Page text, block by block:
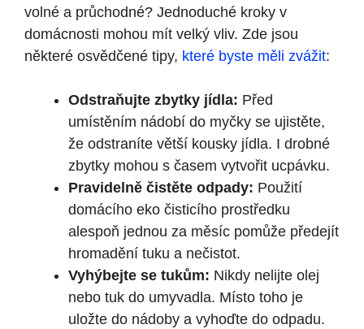
volné a průchodné? Jednoduché kroky v
domácnosti mohou mít velký vliv. Zde jsou
některé osvědčené tipy, které byste měli zvážit:
Odstraňujte zbytky jídla: Před
umístěním nádobí do myčky se ujistěte,
že odstraníte větší kousky jídla. I drobné
zbytky mohou s časem vytvořit ucpávku.
Pravidelně čistěte odpady: Použití
domácího eko čisticího prostředku
alespoň jednou za měsíc pomůže předejít
hromadění tuku a nečistot.
Vyhýbejte se tukům: Nikdy nelijte olej
nebo tuk do umyvadla. Místo toho je
uložte do nádoby a vyhoďte do odpadu.